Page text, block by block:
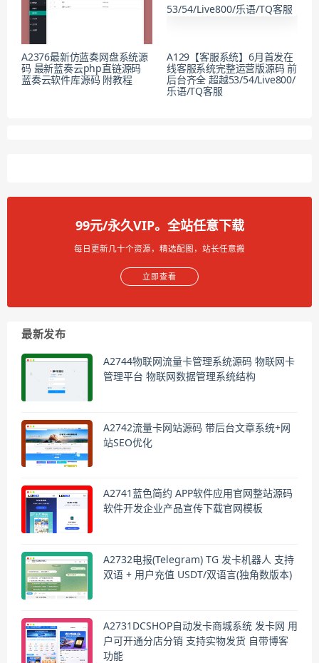
A2376最新仿蓝奏网盘系统源
码 最新蓝奏云php直链源码
蓝奏云软件库源码 附教程
A129【客服系统】6月首发在
线客服系统完整运营版源码 前
后台齐全 超越53/54/Live800/
乐语/TQ客服
99元/永久VIP。全站任意下载
每日更新几十个资源，精选配图，站长任意搬
立即查看
最新发布
A2744物联网流量卡管理系统源码 物联网卡
管理平台 物联网数据管理系统结构
A2742流量卡网站源码 带后台文章系统+网
站SEO优化
A2741蓝色简约 APP软件应用官网整站源码
软件开发企业产品宣传下载官网模板
A2732电报(Telegram) TG 发卡机器人 支持
双语 + 用户充值 USDT/双语言(独角数版本)
A2731DCSHOP自动发卡商城系统 发卡网 用
户可开通分店分销 支持实物发货 自带博客
功能